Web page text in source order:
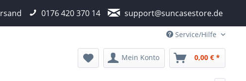
0176 420 370 14 support@suncasestore.de
Service/Hilfe
Mein Konto 0,00 € *